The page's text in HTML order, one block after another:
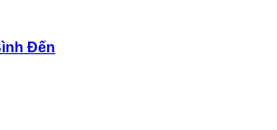
Đến